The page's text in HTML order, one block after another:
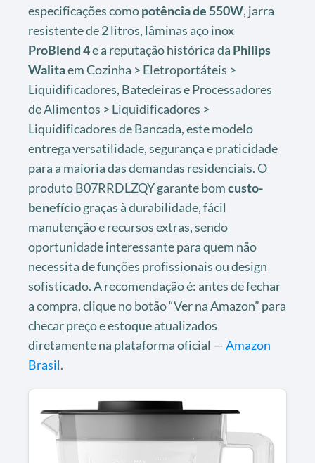
especificações comopotência de 550W, jarra
resistente de 2 litros, lâminas aço inox
ProBlend 4e a reputação histórica da Philips
Walitaem Cozinha > Eletroportáteis >
Liquidificadores, Batedeiras e Processadores
de Alimentos > Liquidificadores >
Liquidificadores de Bancada, este modelo
entrega versatilidade, segurança e praticidade
para a maioria das demandas residenciais. O
produto B07RRDLZQY garante bomcusto-
benefíciograças à durabilidade, fácil
manutenção e recursos extras, sendo
oportunidade interessante para quem não
necessita de funções profissionais ou design
sofisticado. A recomendação é: antes de fechar
a compra, clique no botão “Ver na Amazon” para
checar preço e estoque atualizados
diretamente na plataforma oficial —Amazon
Brasil.